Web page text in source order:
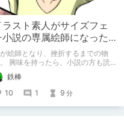
ラスト素人がサイズフェ
小説の専属絵師になった
話絵師となり、挫折するまでの物
興味を持ったら、小説の方も読
欲しいなって感じ 私の絵を使っ
れてる小説書きさんのページＵＲ
www.pixiv.net/users/341489
novels?p=1
鉄棒
10
1 9 分